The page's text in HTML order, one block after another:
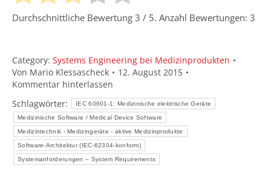
Durchschnittliche Bewertung 3 / 5. Anzahl Bewertungen: 3
Category: Systems Engineering bei Medizinprodukten
Von Mario Klessascheck
12. August 2015
Kommentar hinterlassen
Schlagwörter:
IEC 60601-1: Medizinische elektrische Geräte
Medizinische Software / Medical Device Software
Medizintechnik - Medizingeräte - aktive Medizinprodukte
Software-Architektur (IEC-62304-konform)
Systemanforderungen – System Requirements